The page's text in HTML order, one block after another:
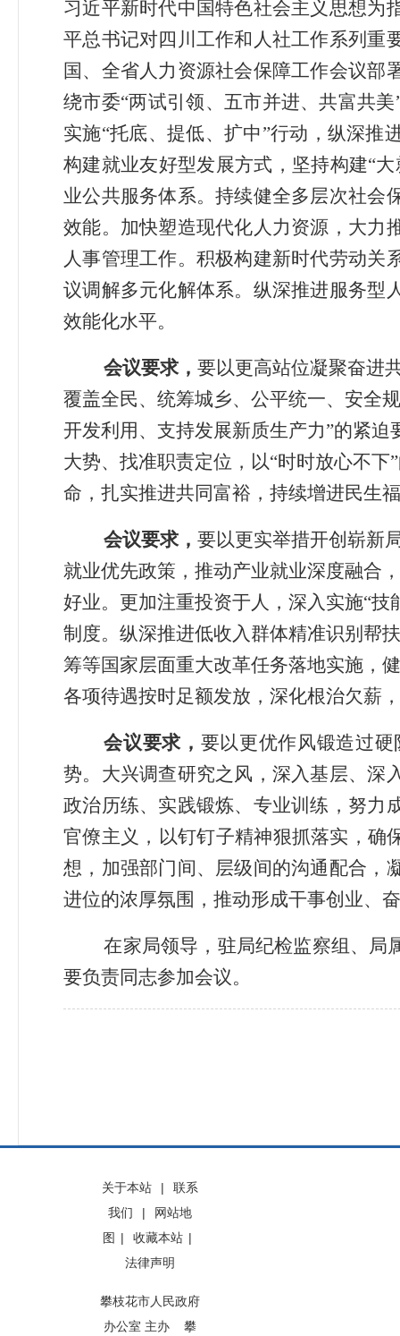
习近平新时代中国特色社会主义思想为
平总书记对四川工作和人社工作系列重
国、全省人力资源社会保障工作会议部
绕市委“两试引领、五市并进、共富共美
实施“托底、提低、扩中”行动 ， 纵深推
构建就业友好型发展方式 ，坚持构建“大
业公共服务体系。持续健全多层次社会
效能。 加快塑造现代化人力资源， 大力
人事管理工作。 积极构建新时代劳动关
议调解多元化解体系。 纵深推进服务型
效能化水平。
会议要求，要以更高站位凝聚奋进
覆盖全民、统筹城乡、公平统一、安全
开发利用、支持发展新质生产力”的紧迫
大势、找准职责定位， 以“时时放心不下”
命 ， 扎实推进共同富裕，持续增进民生
会议要求，要以更实举措开创崭新
就业优先政策，推动产业就业深度融合
好业。更加注重投资于人，深入实施“技
制度。纵深推进低收入群体精准识别帮
筹等国家层面重大改革任务落地实施，
各项待遇按时足额发放 ， 深化根治欠薪
会议要求 ， 要以更优作风锻造过硬
势。大兴调查研究之风，深入基层、深
政治历练、实践锻炼、专业训练，努力
官僚主义，以钉钉子精神狠抓落实，确
想，加强部门间、层级间的沟通配合，
进位的浓厚氛围，推动形成干事创业、
在家局领导，驻局纪检监察组 、 局
要负责同志参加会议。
关于本站 |
联系
我们
|
网站地
图 | 收藏本站 |
法律声明
攀枝花市人民政府
办公室 主办 攀